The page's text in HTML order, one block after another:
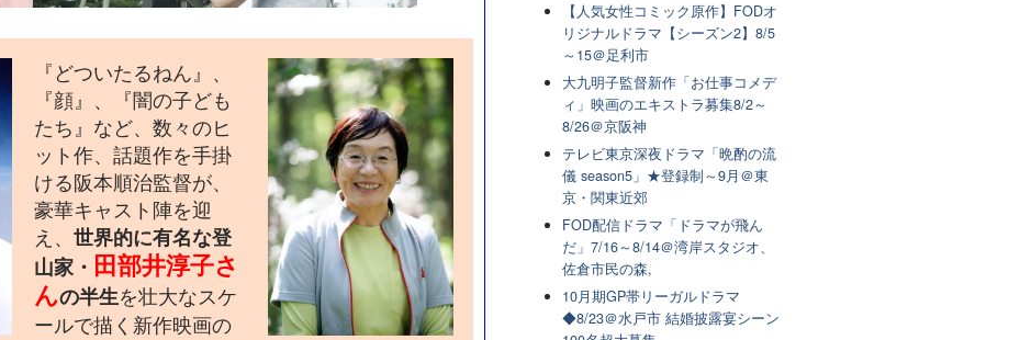
『どついたるねん』、
『顔』、『闇の子ども
たち』など、数々のヒ
ット作、話題作を手掛
ける阪本順治監督が、
豪華キャスト陣を迎
え、 世界的に有名な登
山家・ 田部井淳子さ
んの半生を壮大なスケ
ールで描く新作映画の
【人気女性コミック原作】FODオ
リジナルドラマ【シーズン2】8/5
～15＠足利市
大九明子監督新作「お仕事コメデ
ィ」映画のエキストラ募集8/2～
8/26＠京阪神
テレビ東京深夜ドラマ「晩酌の流
儀 season5」★登録制～9月＠東
京・関東近郊
FOD配信ドラマ「ドラマが飛ん
だ」7/16～8/14＠湾岸スタジオ、
佐倉市民の森,
10月期GP帯リーガルドラマ
◆8/23＠水戸市 結婚披露宴シーン